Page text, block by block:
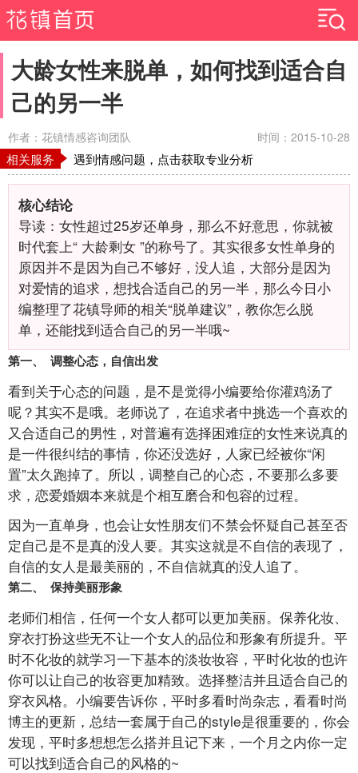
大龄女性来脱单，如何找到适合自
己的另一半
作者：花镇情感咨询团队 时间：2015-10-28
相关服务 遇到情感问题，点击获取专业分析
核心结论
导读：女性超过25岁还单身，那么不好意思，你就被
时代套上“ 大龄剩女 ”的称号了。其实很多女性单身的
原因并不是因为自己不够好，没人追，大部分是因为
对爱情的追求，想找合适自己的另一半，那么今日小
编整理了花镇导师的相关“脱单建议”，教你怎么脱
单，还能找到适合自己的另一半哦~
第一、 调整心态，自信出发
看到关于心态的问题，是不是觉得小编要给你灌鸡汤了
呢？其实不是哦。老师说了，在追求者中挑选一个喜欢的
又合适自己的男性，对普遍有选择困难症的女性来说真的
是一件很纠结的事情，你还没选好，人家已经被你“闲
置”太久跑掉了。所以，调整自己的心态，不要那么多要
求，恋爱婚姻本来就是个相互磨合和包容的过程。
因为一直单身，也会让女性朋友们不禁会怀疑自己甚至否
定自己是不是真的没人要。其实这就是不自信的表现了，
自信的女人是最美丽的，不自信就真的没人追了。
第二、 保持美丽形象
老师们相信，任何一个女人都可以更加美丽。保养化妆、
穿衣打扮这些无不让一个女人的品位和形象有所提升。平
时不化妆的就学习一下基本的淡妆妆容，平时化妆的也许
你可以让自己的妆容更加精致。选择整洁并且适合自己的
穿衣风格。小编要告诉你，平时多看时尚杂志，看看时尚
博主的更新，总结一套属于自己的style是很重要的，你会
发现，平时多想想怎么搭并且记下来，一个月之内你一定
可以找到适合自己的风格的~